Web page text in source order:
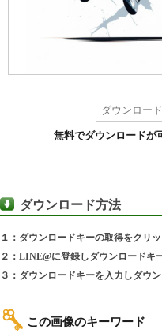
無料でダウンロードが
ダウンロード方法
１：ダウンロードキーの取得をクリ
２：LINE@に登録しダウンロードキ
３：ダウンロードキーを入力しダウ
この画像のキーワード